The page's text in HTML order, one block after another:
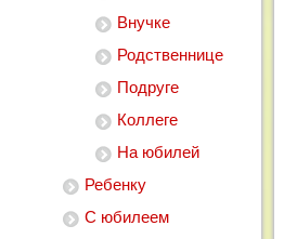
Внучке
Родственнице
Подруге
Коллеге
На юбилей
Ребенку
С юбилеем